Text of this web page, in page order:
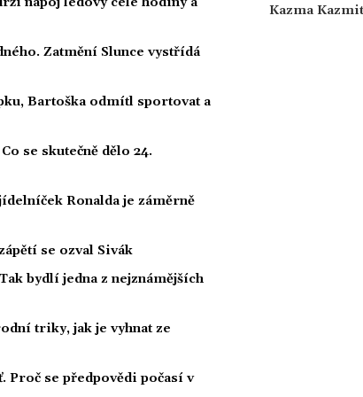
Zatmění Slunce vystřídá
Bartoška odmítl sportovat a
se skutečně dělo 24.
Ronalda je záměrně
se ozval Sivák
bydlí jedna z nejznámějších
triky, jak je vyhnat ze
Proč se předpovědi počasí v
Kazma